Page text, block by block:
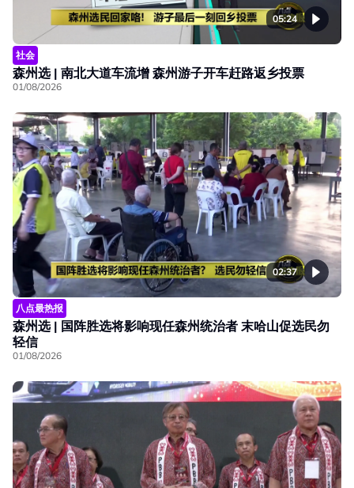
05:24
社会
森州选 | 南北大道车流增 森州游子开车赶路返乡投票
01/08/2026
02:37
八点最热报
森州选 | 国阵胜选将影响现任森州统治者 末哈山促选民勿
轻信
01/08/2026